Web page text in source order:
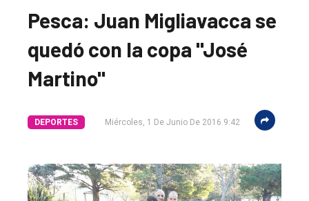
El
único
Pesca: Juan Migliavacca se
quedó con la copa "José
Martino"
DEPORTES Miércoles, 1 De Junio De 2016 9:42